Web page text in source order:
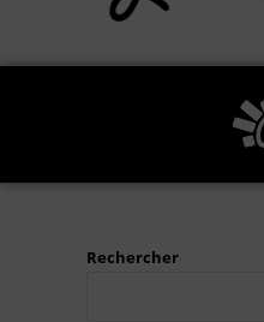
Rechercher